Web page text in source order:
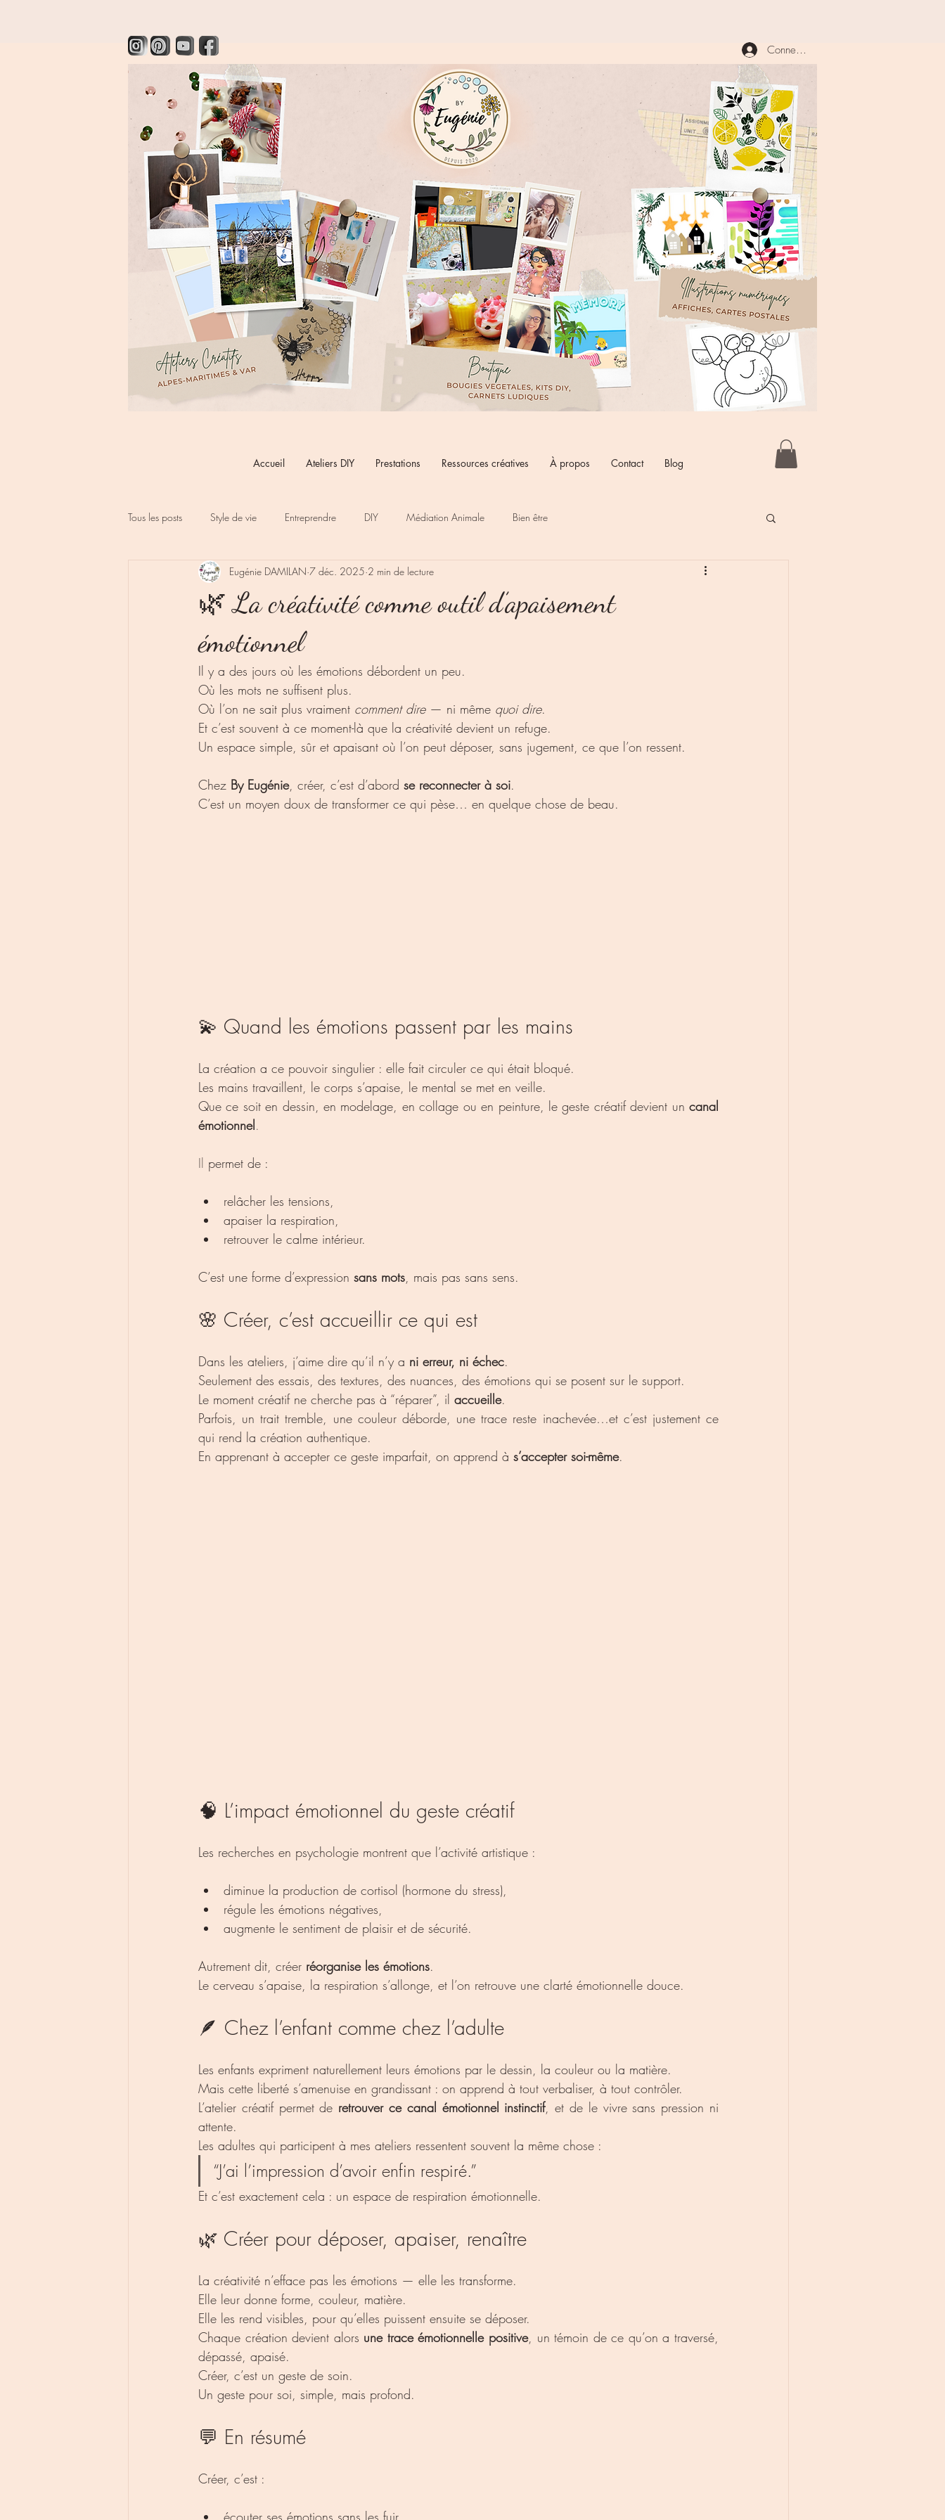
Connexion
Accueil Ateliers DIY Prestations Ressources créatives À propos Contact Blog
Tous les posts Style de vie Entreprendre DIY Médiation Animale Bien être
🌿 La créativité comme outil d’apaisement
émotionnel
Eugénie DAMILAN 7 déc. 2025 2 min de lecture
Il y a des jours où les émotions débordent un peu.
Où les mots ne suffisent plus.
Où l’on ne sait plus vraiment comment dire — ni même quoi dire.
Et c’est souvent à ce moment-là que la créativité devient un refuge.
Un espace simple, sûr et apaisant où l’on peut déposer, sans jugement, ce que l’on ressent.
Chez By Eugénie, créer, c’est d’abord se reconnecter à soi.
C’est un moyen doux de transformer ce qui pèse… en quelque chose de beau.
💫 Quand les émotions passent par les mains
La création a ce pouvoir singulier : elle fait circuler ce qui était bloqué.
Les mains travaillent, le corps s’apaise, le mental se met en veille.
Que ce soit en dessin, en modelage, en collage ou en peinture, le geste créatif devient un canal
émotionnel.
Il permet de :
relâcher les tensions,
apaiser la respiration,
retrouver le calme intérieur.
C’est une forme d’expression sans mots , mais pas sans sens.
🌸 Créer, c’est accueillir ce qui est
Dans les ateliers, j’aime dire qu’il n’y a ni erreur, ni échec.
Seulement des essais, des textures, des nuances, des émotions qui se posent sur le support.
Le moment créatif ne cherche pas à “réparer”, il accueille.
Parfois, un trait tremble, une couleur déborde, une trace reste inachevée…et c’est justement ce
qui rend la création authentique.
En apprenant à accepter ce geste imparfait, on apprend à s’accepter soi-même.
🧠 L’impact émotionnel du geste créatif
Les recherches en psychologie montrent que l’activité artistique :
diminue la production de cortisol (hormone du stress),
régule les émotions négatives,
augmente le sentiment de plaisir et de sécurité.
Autrement dit, créer réorganise les émotions.
Le cerveau s’apaise, la respiration s’allonge, et l’on retrouve une clarté émotionnelle douce.
🪶 Chez l’enfant comme chez l’adulte
Les enfants expriment naturellement leurs émotions par le dessin, la couleur ou la matière.
Mais cette liberté s’amenuise en grandissant : on apprend à tout verbaliser, à tout contrôler.
L’atelier créatif permet de retrouver ce canal émotionnel instinctif, et de le vivre sans pression ni
attente.
Les adultes qui participent à mes ateliers ressentent souvent la même chose :
“J’ai l’impression d’avoir enfin respiré.”
Et c’est exactement cela : un espace de respiration émotionnelle.
🌿 Créer pour déposer, apaiser, renaître
La créativité n’efface pas les émotions — elle les transforme.
Elle leur donne forme, couleur, matière.
Elle les rend visibles, pour qu’elles puissent ensuite se déposer.
Chaque création devient alors une trace émotionnelle positive, un témoin de ce qu’on a traversé,
dépassé, apaisé.
Créer, c’est un geste de soin.
Un geste pour soi, simple, mais profond.
💬 En résumé
Créer, c’est :
écouter ses émotions sans les fuir,